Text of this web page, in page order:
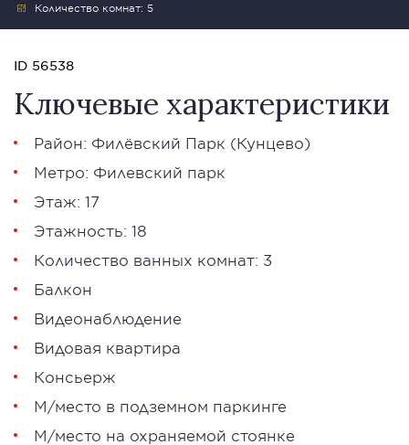
Количество комнат: 5
ID 56538
Ключевые характеристики
Район: Филёвский Парк (Кунцево)
Метро: Филевский парк
Этаж: 17
Этажность: 18
Количество ванных комнат: 3
Балкон
Видеонаблюдение
Видовая квартира
Консьерж
М/место в подземном паркинге
М/место на охраняемой стоянке